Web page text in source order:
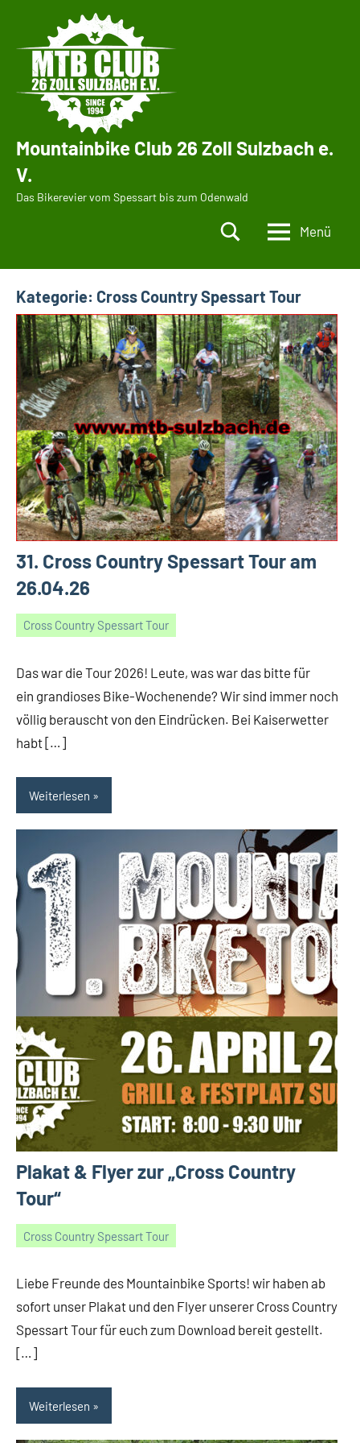
springen
Mountainbike Club 26 Zoll Sulzbach e.
V.
Das Bikerevier vom Spessart bis zum Odenwald
Menü
Kategorie: Cross Country Spessart Tour
31. Cross Country Spessart Tour am
26.04.26
Cross Country Spessart Tour
21/01/2022
Gerald
25
Das war die Tour 2026! Leute, was war das bitte für
ein grandioses Bike-Wochenende? Wir sind immer noch
völlig berauscht von den Eindrücken. Bei Kaiserwetter
habt […]
Weiterlesen
Plakat & Flyer zur „Cross Country
Tour“
Cross Country Spessart Tour
07/03/2020
Gerald
Keine
Liebe Freunde des Mountainbike Sports! wir haben ab
sofort unser Plakat und den Flyer unserer Cross Country
Spessart Tour für euch zum Download bereit gestellt.
[…]
Weiterlesen